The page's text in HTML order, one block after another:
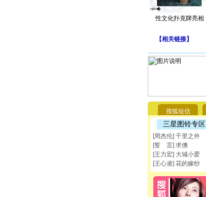
性文化扑克牌亮相
【相关链接】
搜狐短信
三星图铃专区
[周杰伦] 千里之外
[誓 言] 求佛
[王力宏] 大城小爱
[王心凌] 花的嫁纱